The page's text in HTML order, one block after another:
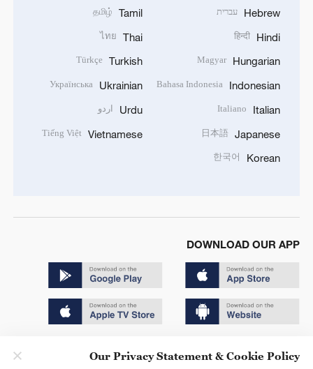
Hebrew עברית
Hindi
हिन्दी
Hungarian
Magyar
Indonesian
Bahasa Indonesia
Italian
Italiano
Japanese
日本語
Korean
한국어
Tamil
தமிழ்
Thai
ไทย
Turkish
Türkçe
Ukrainian
Українська
Urdu اردو
Vietnamese
Tiếng Việt
DOWNLOAD OUR APP
Our Privacy Statement & Cookie Policy